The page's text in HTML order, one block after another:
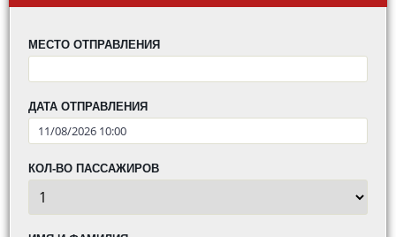
МЕСТО ОТПРАВЛЕНИЯ
ДАТА ОТПРАВЛЕНИЯ
КОЛ-ВО ПАССАЖИРОВ